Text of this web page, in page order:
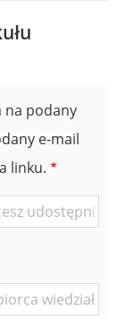
na podany
e-mail
linku.